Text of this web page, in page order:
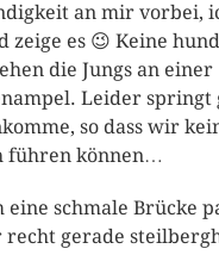
an mir vorbei,
zeige es 😉 Keine
die Jungs an einer
Leider springt
so dass wir
führen können…
eine schmale Brücke
recht gerade